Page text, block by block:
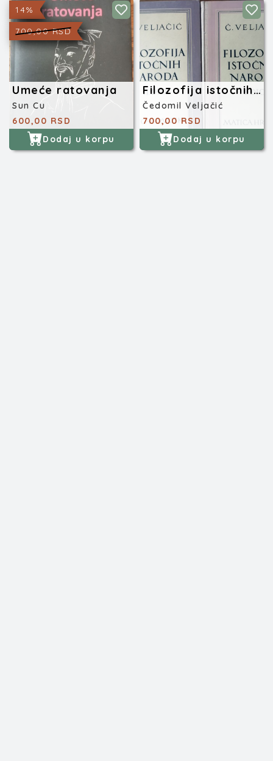
14%
700,00 RSD
Umeće ratovanja
Sun Cu
600,00 RSD
Dodaj u korpu
Filozofija istočnih naroda
Čedomil Veljačić
700,00 RSD
Dodaj u korpu